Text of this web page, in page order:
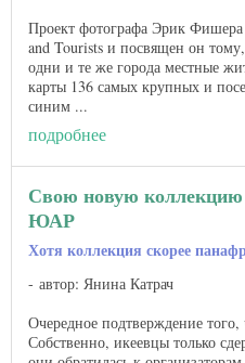
Проект фотографа Эрик
and Tourists и посвящен он
одни и те же города местные
карты 136 самых крупных и
синим ...
подробнее
Свою новую
ЮАР
Хотя коллекция скорее
автор: Янина Катрач
Очередное подтверждение
Собственно, икеевцы только